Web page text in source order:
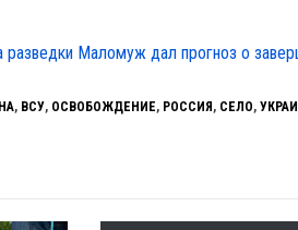
разведки Маломуж дал прогноз о
, ВСУ, ОСВОБОЖДЕНИЕ, РОССИЯ , СЕЛО,